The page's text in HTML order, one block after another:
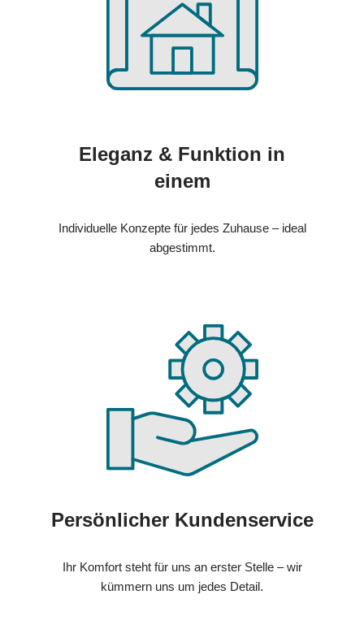
Eleganz & Funktion in
einem
Individuelle Konzepte für jedes Zuhause – ideal
abgestimmt.
Persönlicher Kundenservice
Ihr Komfort steht für uns an erster Stelle – wir
kümmern uns um jedes Detail.